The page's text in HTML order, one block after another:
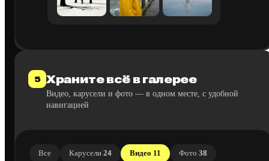
5 Храните всё в галерее
Видео, карусели и фото — в одном месте, с удобной
навигацией
Все Карусели 24 Видео 11 Фото38